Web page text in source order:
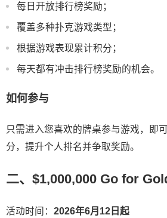
每日开放排行榜奖励；
覆盖多种扑克游戏类型；
根据游戏表现累计积分；
每天都有冲击排行榜奖励的机会。
如何参与
只需进入您喜欢的牌桌参与游戏，即
分，提升个人排名并争取奖励。
二、$1,000,000 Go for
活动时间： 2026年6月12日起